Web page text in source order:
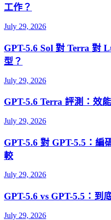
工作？
July 29, 2026
GPT-5.6 Sol 對 Terra 對
型？
July 29, 2026
GPT-5.6 Terra 評測：效
July 29, 2026
GPT-5.6 對 GPT-5.5：編
較
July 29, 2026
GPT-5.6 vs GPT-5.5：到
July 29, 2026